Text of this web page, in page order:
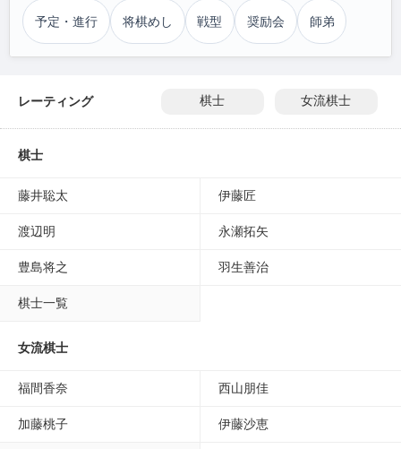
予定・進行 将棋めし 戦型 奨励会 師弟
レーティング 棋士 女流棋士
棋士
藤井聡太 伊藤匠
渡辺明 永瀬拓矢
豊島将之 羽生善治
棋士一覧
女流棋士
福間香奈 西山朋佳
加藤桃子 伊藤沙恵